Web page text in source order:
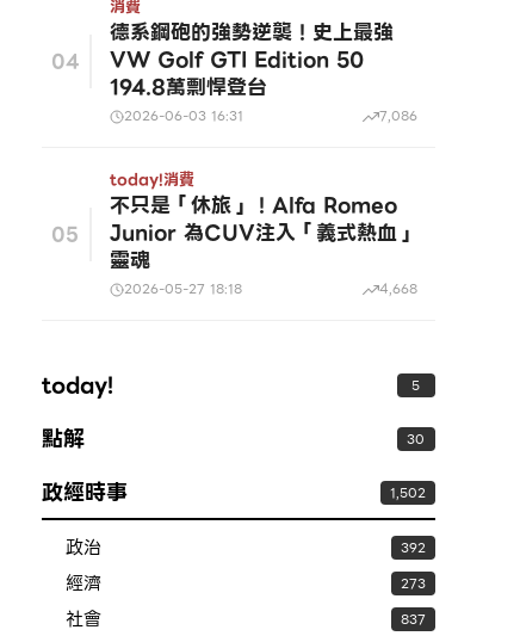
04
消費
德系鋼砲的強勢逆襲！史上最強
VW Golf GTI Edition 50
194.8萬剽悍登台
2026-06-03 16:31 7,086
05
today!消費
不只是「休旅」！Alfa Romeo
Junior 為CUV注入「義式熱血」
靈魂
2026-05-27 18:18 4,668
today! 5
點解 30
政經時事 1,502
政治 392
經濟 273
社會 837